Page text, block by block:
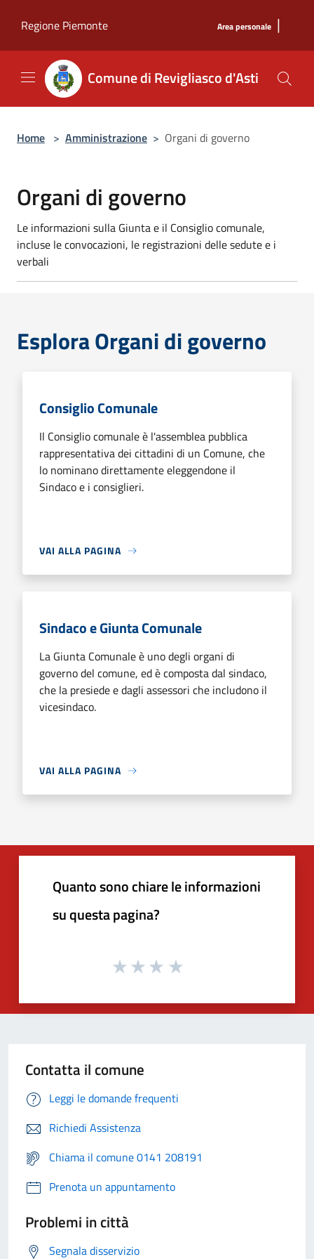
Regione Piemonte
Area personale |
Comune di Revigliasco d'Asti
Home > Amministrazione > Organi di governo
Organi di governo
Le informazioni sulla Giunta e il Consiglio comunale,
incluse le convocazioni, le registrazioni delle sedute e i
verbali
Esplora Organi di governo
Consiglio Comunale
Il Consiglio comunale è l'assemblea pubblica
rappresentativa dei cittadini di un Comune, che
lo nominano direttamente eleggendone il
Sindaco e i consiglieri.
VAI ALLA PAGINA
Sindaco e Giunta Comunale
La Giunta Comunale è uno degli organi di
governo del comune, ed è composta dal sindaco,
che la presiede e dagli assessori che includono il
vicesindaco.
VAI ALLA PAGINA
Quanto sono chiare le informazioni
su questa pagina?
Contatta il comune
Leggi le domande frequenti
Richiedi Assistenza
Chiama il comune 0141 208191
Prenota un appuntamento
Problemi in città
Segnala disservizio